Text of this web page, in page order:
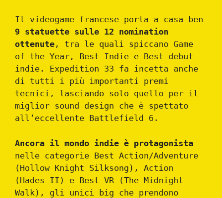
Il videogame francese porta a casa ben
9 statuette sulle 12 nomination
ottenute , tra le quali spiccano Game
of the Year, Best Indie e Best debut
indie. Expedition 33 fa incetta anche
di tutti i più importanti premi
tecnici, lasciando solo quello per il
miglior sound design che è spettato
all’eccellente Battlefield 6.
Ancora il mondo indie è protagonista
nelle categorie Best Action/Adventure
(Hollow Knight Silksong), Action
(Hades II) e Best VR (The Midnight
Walk), gli unici big che prendono